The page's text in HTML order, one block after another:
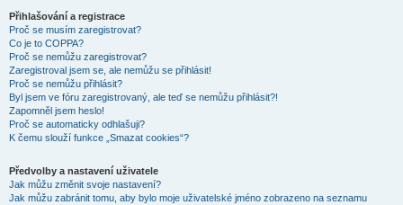
Přihlašování a registrace
Proč se musím zaregistrovat?
Co je to COPPA?
Proč se nemůžu zaregistrovat?
Zaregistroval jsem se, ale nemůžu se přihlásit!
Proč se nemůžu přihlásit?
Byl jsem ve fóru zaregistrovaný, ale teď se nemůžu přihlásit?!
Zapomněl jsem heslo!
Proč se automaticky odhlašuji?
K čemu slouží funkce „Smazat cookies“?
Předvolby a nastavení uživatele
Jak můžu změnit svoje nastavení?
Jak můžu zabránit tomu, aby bylo moje uživatelské jméno zobrazeno na seznamu